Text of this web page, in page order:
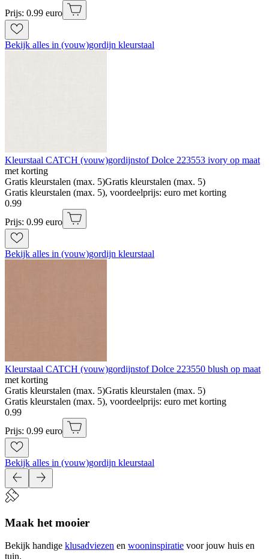
Prijs: 0.99 euro
Bekijk alles in (vouw)gordijn kleurstaal
Kleurstaal CATCH (vouw)gordijnstof Dolce 223553 ivory op maat
met korting
Gratis kleurstalen (max. 5)Gratis kleurstalen (max. 5)
Gratis kleurstalen (max. 5), voordeelprijs: euro met korting
0.99
Prijs: 0.99 euro
Bekijk alles in (vouw)gordijn kleurstaal
Kleurstaal CATCH (vouw)gordijnstof Dolce 223550 blush op maat
met korting
Gratis kleurstalen (max. 5)Gratis kleurstalen (max. 5)
Gratis kleurstalen (max. 5), voordeelprijs: euro met korting
0.99
Prijs: 0.99 euro
Bekijk alles in (vouw)gordijn kleurstaal
Maak het mooier
Bekijk handige klusadviezen en wooninspiratie voor jouw huis en
tuin.